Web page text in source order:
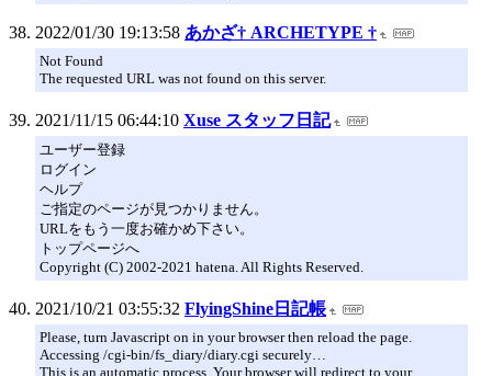
2022/01/30 19:13:58 あかざ† ARCHETYPE †
Not Found
The requested URL was not found on this server.
2021/11/15 06:44:10 Xuse スタッフ日記
ユーザー登録
ログイン
ヘルプ
ご指定のページが見つかりません。
URLをもう一度お確かめ下さい。
トップページへ
Copyright (C) 2002-2021 hatena. All Rights Reserved.
2021/10/21 03:55:32 FlyingShine日記帳
Please, turn Javascript on in your browser then reload the page.
Accessing /cgi-bin/fs_diary/diary.cgi securely…
This is an automatic process. Your browser will redirect to your